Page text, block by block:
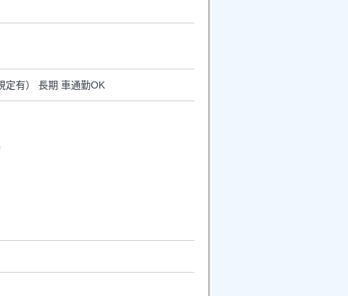
定有） 長期 車通勤OK